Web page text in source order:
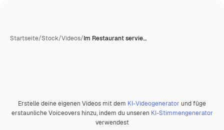
Startseite/Stock/Videos/Im Restaurant servie…
Premium
Erstelle deine eigenen Videos mit dem KI-Videogenerator und füge
erstaunliche Voiceovers hinzu, indem du unseren KI-Stimmengenerator
verwendest